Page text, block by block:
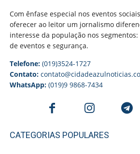
Com ênfase especial nos eventos
oferecer ao leitor um jornalismo
interesse da população nos
de eventos e segurança.
Telefone: (019)3524-1727
Contato:
WhatsApp: (019)9 9868-7434
CATEGORIAS POPULARES